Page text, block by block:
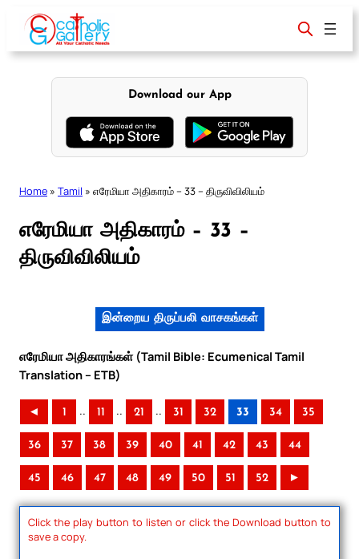
content
Download our App
Home » Tamil » எரேமியா அதிகாரம் – 33 – திருவிவிலியம்
எரேமியா அதிகாரம் – 33 –
திருவிவிலியம்
இன்றைய திருப்பலி வாசகங்கள்
எரேமியா அதிகாரங்கள் (Tamil Bible: Ecumenical Tamil
Translation – ETB)
◄ 1 .. 11 .. 21 .. 31 32 33 34 35
36 37 38 39 40 41 42 43 44
45 46 47 48 49 50 51 52 ►
Click the play button to listen or click the Download button to
save a copy.